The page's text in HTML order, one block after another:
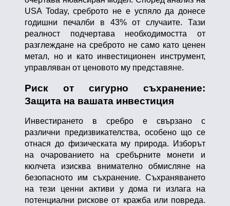
USA Today, среброто не е успяло да донесе
годишни печалби в 43% от случаите. Тази
реалност подчертава необходимостта от
разглеждане на среброто не само като ценен
метал, но и като инвестиционен инструмент,
управляван от ценовото му представяне.
Риск от сигурно съхранение:
Защита на вашата инвестиция
Инвестирането в сребро е свързано с
различни предизвикателства, особено що се
отнася до физическата му природа. Изборът
на очарованието на сребърните монети и
кюлчета изисква внимателно обмисляне на
безопасното им съхранение. Съхраняването
на тези ценни активи у дома ги излага на
потенциални рискове от кражба или повреда.